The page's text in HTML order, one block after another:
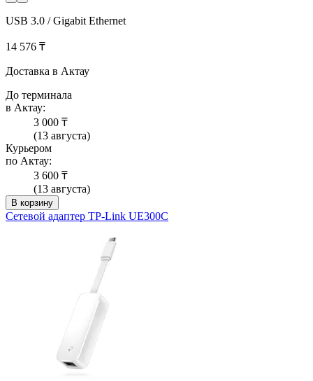
USB 3.0 / Gigabit Ethernet
14 576 ₸
Доставка в Актау
До терминала
в Актау:
3 000 ₸
(13 августа)
Курьером
по Актау:
3 600 ₸
(13 августа)
В корзину
Сетевой адаптер TP-Link UE300C